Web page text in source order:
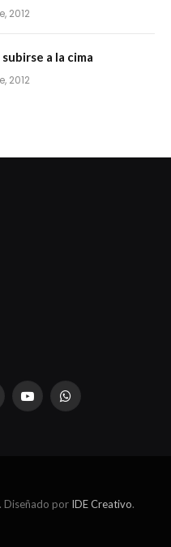
2012
a la cima
2012
YouTubeWhatsApp
Diseñado por IDE Creativo.